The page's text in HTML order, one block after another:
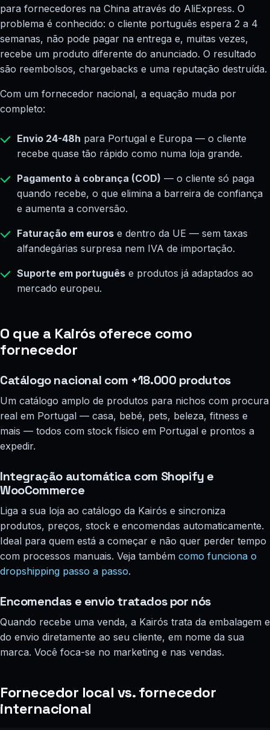
para fornecedores na China através do AliExpress. O
problema é conhecido: o cliente português espera 2 a 4
semanas, não pode pagar na entrega e, muitas vezes,
recebe um produto diferente do anunciado. O resultado
são reembolsos, chargebacks e uma reputação destruída.
Com um fornecedor nacional, a equação muda por
completo:
Envio 24-48h para Portugal e Europa — o cliente
recebe quase tão rápido como numa loja grande.
Pagamento à cobrança (COD) — o cliente só paga
quando recebe, o que elimina a barreira de confiança
e aumenta a conversão.
Faturação em euros e dentro da UE — sem taxas
alfandegárias surpresa nem IVA de importação.
Suporte em português e produtos já adaptados ao
mercado europeu.
O que a Kairós oferece como
fornecedor
Catálogo nacional com +18.000 produtos
Um catálogo amplo de produtos para nichos com procura
real em Portugal — casa, bebé, pets, beleza, fitness e
mais — todos com stock físico em Portugal e prontos a
expedir.
Integração automática com Shopify e
WooCommerce
Liga a sua loja ao catálogo da Kairós e sincroniza
produtos, preços, stock e encomendas automaticamente.
Ideal para quem está a começar e não quer perder tempo
com processos manuais. Veja também como funciona o
dropshipping passo a passo.
Encomendas e envio tratados por nós
Quando recebe uma venda, a Kairós trata da embalagem e
do envio diretamente ao seu cliente, em nome da sua
marca. Você foca-se no marketing e nas vendas.
Fornecedor local vs. fornecedor
internacional